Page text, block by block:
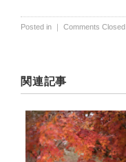
Posted in ｜ Comments Closed
関連記事